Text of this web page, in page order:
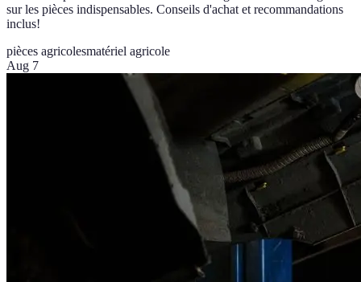
sur les pièces indispensables. Conseils d'achat et recommandations
inclus!
pièces agricolesmatériel agricole
Aug 7